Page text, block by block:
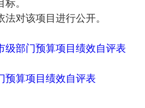
。
法对该项目进行公开。
级部门预算项目绩效自评表
预算项目绩效自评表